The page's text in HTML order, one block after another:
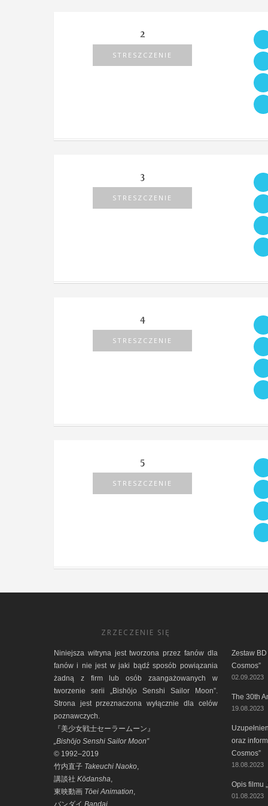
2
STRESZCZENIE
3
STRESZCZENIE
4
STRESZCZENIE
5
STRESZCZENIE
ZRZECZENIE SIĘ
Niniejsza witryna jest tworzona przez fanów dla
fanów i nie jest w jaki bądź sposób powiązania
żadną z firm lub osób zaangażowanych w
tworzenie serii „Bishōjo Senshi Sailor Moon”.
Strona jest przeznaczona wyłącznie dla celów
poznawczych.
『美少女戦士セーラームーン』
„Bishōjo Senshi Sailor Moon”
© 1992–2019
竹内直子 Takeuchi Naoko,
講談社 Kōdansha,
東映動画 Tōei Animation,
バンダイ Bandai
Zestaw
Cosmos”
02.09.2023
The 30th
19.08.2023
oraz
Cosmos”
18.08.2023
Opis filmu
01.08.2023